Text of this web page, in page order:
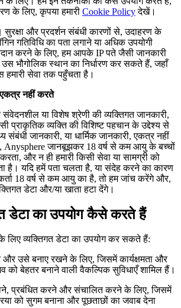
के लिए, कृपया हमारी Cookie Policyदेखें।
सुरक्षा और प्रदर्शन संबंधी कारणों से, उदाहरण के
गतिविधि का पता लगाने या अधिक उपयोगी
करने के लिए, हम आपके IP पते जैसी जानकारी
भौगोलिक स्थान का निर्धारण कर सकते हैं, जहाँ
हमारी सेवा तक पहुँचता है।
नहीं करते
या विशेष श्रेणी की व्यक्तिगत जानकारी,
व्यक्ति की विशिष्ट पहचान के उद्देश्य से
संबंधी जानकारी, या धार्मिक जानकारी, एकत्र नहीं
Anysphere जानबूझकर 18 वर्ष से कम आयु के बच्चों
और न ही हमारी किसी सेवा या सामग्री को
है। यदि हमें पता चलता है, या संदेह करने का कारण
18 वर्ष से कम आयु का है, तो हम जांच करेंगे और,
डेटा और/या खाता हटा देंगे।
डेटा का उपयोग कैसे करते हैं
के लिए व्यक्तिगत डेटा का उपयोग कर सकते हैं:
और उसे बनाए रखने के लिए, जिसमें कार्यक्षमता और
को बेहतर बनाने वाली वैकल्पिक सुविधाएँ शामिल हैं।
प्रबंधित करने और संचालित करने के लिए, जिसमें
को सुगम बनाना और पूछताछों का जवाब देना